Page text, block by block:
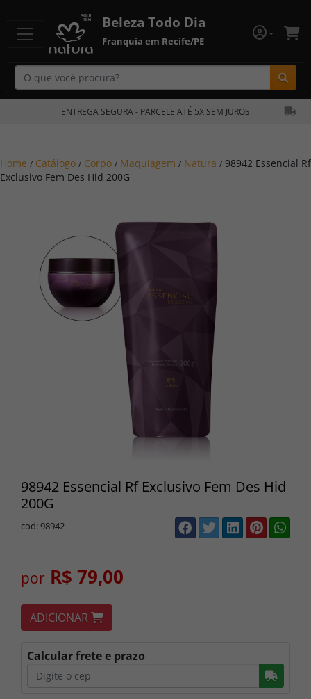
Beleza Todo Dia
Franquia em Recife/PE
ENTREGA SEGURA - PARCELE ATÉ 5X SEM JUROS
Home / Catálogo / Corpo / Maquiagem / Natura / 98942 Essencial Rf
Exclusivo Fem Des Hid 200G
98942 Essencial Rf Exclusivo Fem Des Hid
200G
cod: 98942
por R$ 79,00
ADICIONAR
Calcular frete e prazo